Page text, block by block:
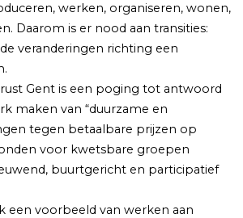
werken, organiseren, wonen,
Daarom is er nood aan transities:
veranderingen richting een
Gent is een poging tot antwoord
maken van “duurzame en
tegen betaalbare prijzen op
voor kwetsbare groepen
buurtgericht en participatief
een voorbeeld van werken aan